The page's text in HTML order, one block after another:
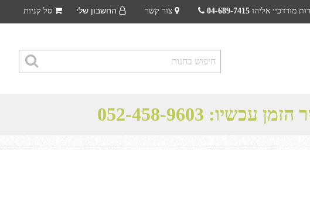
מורדכיי אליהו 04-689-7415 צור קשר החשבון שלי סל קניות
הזמן עכשיו: 052-458-9603